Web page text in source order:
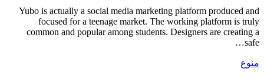
Yubo is actually a social media marketing platform produced and
focused for a teenage market. The working platform is truly
common and popular among students. Designers are creating a
safe…
منوع